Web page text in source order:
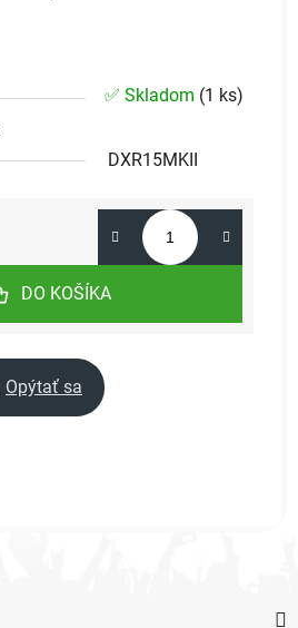
✅ Skladom (1 ks)
DXR15MKII
DO KOŠÍKA
Opýtať sa